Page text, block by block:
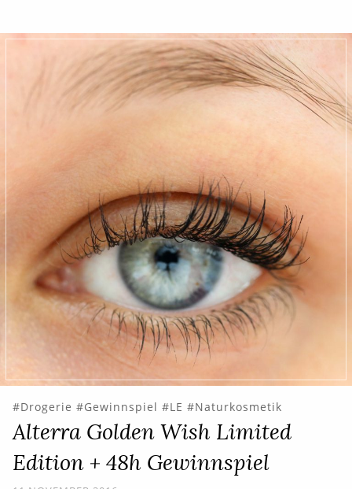
Drogerie Gewinnspiel LE Naturkosmetik
Alterra Golden Wish Limited
Edition + 48h Gewinnspiel